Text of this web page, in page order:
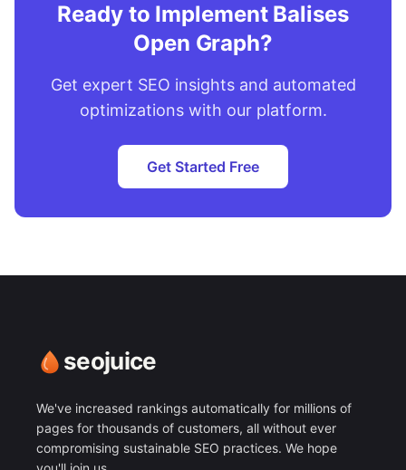
Ready to Implement Balises
Open Graph?
Get expert SEO insights and automated
optimizations with our platform.
Get Started Free
seojuice
We've increased rankings automatically for millions of
pages for thousands of customers, all without ever
compromising sustainable SEO practices. We hope